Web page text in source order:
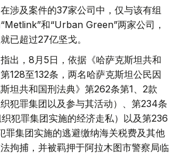
涉及案件的37家公司中，仅与该有组
和“Urban Green”两家公司，
已超过27亿坚戈。
出，8月5日，依据《哈萨克斯坦共和
128至132条，两名哈萨克斯坦公民因
坦共和国刑法典》第262条第1、2款
织犯罪集团以及参与其活动）、第234条
犯罪集团实施的经济走私）以及第236
罪集团实施的逃避缴纳海关税费及其他
拘捕，并被羁押于阿拉木图市警察局临